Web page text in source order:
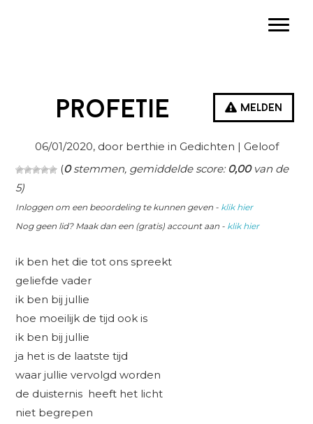
Melden
profetie
06/01/2020, door berthie in Gedichten | Geloof
(0stemmen, gemiddelde score:0,00van de
5)
Inloggen om een beoordeling te kunnen geven - klik hier
Nog geen lid? Maak dan een (gratis) account aan - klik hier
ik ben het die tot ons spreekt
geliefde vader
ik ben bij jullie
hoe moeilijk de tijd ook is
ik ben bij jullie
ja het is de laatste tijd
waar jullie vervolgd worden
de duisternis heeft het licht
niet begrepen